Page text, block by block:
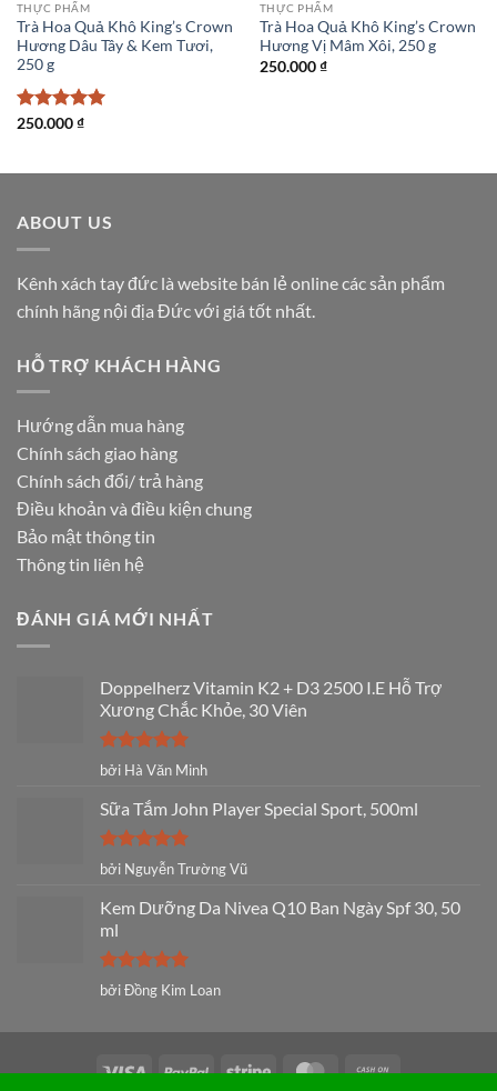
THỰC PHẨM
Trà Hoa Quả Khô King’s Crown
Hương Dâu Tây & Kem Tươi,
250 g
Được xếp
250.000₫
THỰC PHẨM
Trà Hoa Quả Khô King’s Crown
Hương Vị Mâm Xôi, 250 g
250.000₫
ABOUT US
Kênh xách tay đức là website bán lẻ online các sản phẩm
chính hãng nội địa Đức với giá tốt nhất.
HỖ TRỢ KHÁCH HÀNG
Hướng dẫn mua hàng
Chính sách giao hàng
Chính sách đổi/ trả hàng
Điều khoản và điều kiện chung
Bảo mật thông tin
Thông tin liên hệ
ĐÁNH GIÁ MỚI NHẤT
Doppelherz Vitamin K2 + D3 2500 I.E Hỗ Trợ
Xương Chắc Khỏe, 30 Viên
Được xếp
sao
bởi Hà Văn Minh
Sữa Tắm John Player Special Sport, 500ml
Được xếp
hạng
5
sao
bởi Nguyễn Trường Vũ
Kem Dưỡng Da Nivea Q10 Ban Ngày Spf 30, 50
ml
Được xếp
55
bởi Đồng Kim Loan
Visa PayPal Stripe MasterCard
Cash